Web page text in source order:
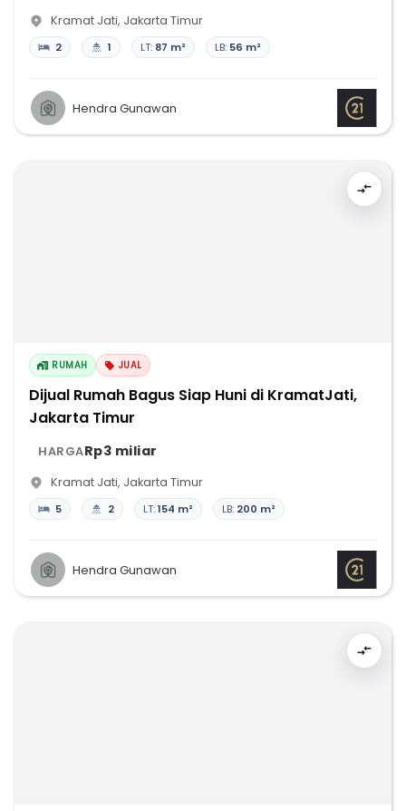
Kramat Jati, Jakarta Timur
2 1 LT: 87 m² LB: 56 m²
Hendra Gunawan
RUMAH JUAL
Dijual Rumah Bagus Siap Huni di KramatJati,
Jakarta Timur
HARGARp3 miliar
Kramat Jati, Jakarta Timur
5 2 LT:154 m² LB: 200 m²
Hendra Gunawan